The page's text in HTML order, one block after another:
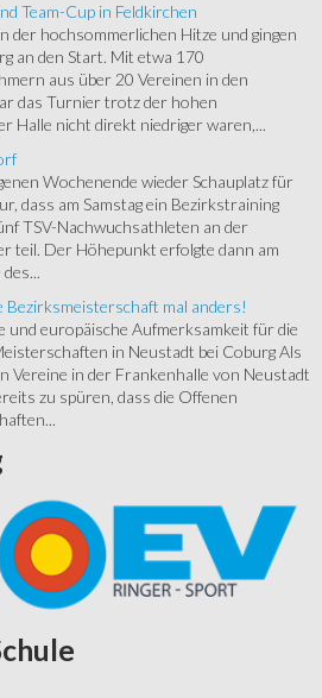
Team-Cup in Feldkirchen
der hochsommerlichen Hitze und gingen
an den Start. Mit etwa 170
aus über 20 Vereinen in den
das Turnier trotz der hohen
Halle nicht direkt niedriger waren,...
Wochenende wieder Schauplatz für
dass am Samstag ein Bezirkstraining
TSV-Nachwuchsathleten an der
teil. Der Höhepunkt erfolgte dann am
mal anders!
und europäische Aufmerksamkeit für die
in Neustadt bei Coburg Als
Vereine in der Frankenhalle von Neustadt
zu spüren, dass die Offenen